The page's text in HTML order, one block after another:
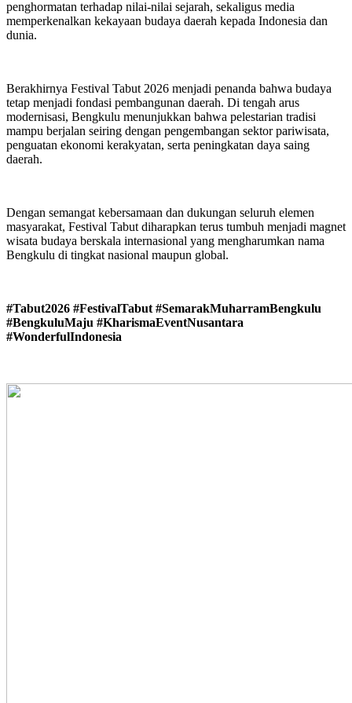
penghormatan terhadap nilai-nilai sejarah, sekaligus media
memperkenalkan kekayaan budaya daerah kepada Indonesia dan
dunia.
Berakhirnya Festival Tabut 2026 menjadi penanda bahwa budaya
tetap menjadi fondasi pembangunan daerah. Di tengah arus
modernisasi, Bengkulu menunjukkan bahwa pelestarian tradisi
mampu berjalan seiring dengan pengembangan sektor pariwisata,
penguatan ekonomi kerakyatan, serta peningkatan daya saing
daerah.
Dengan semangat kebersamaan dan dukungan seluruh elemen
masyarakat, Festival Tabut diharapkan terus tumbuh menjadi magnet
wisata budaya berskala internasional yang mengharumkan nama
Bengkulu di tingkat nasional maupun global.
#Tabut2026 #FestivalTabut #SemarakMuharramBengkulu
#BengkuluMaju #KharismaEventNusantara
#WonderfulIndonesia